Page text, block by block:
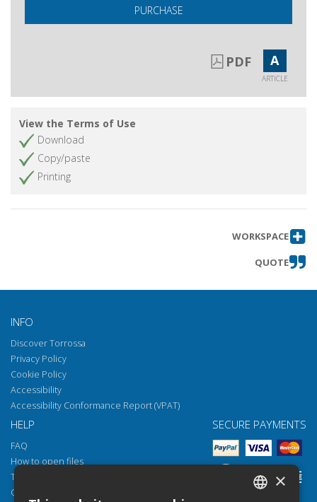
PURCHASE
PDF A
ARTICLE
View the Terms of Use
Download
Copy/paste
Printing
WORKSPACE
QUOTE
INFO
Discover Torrossa
Privacy Policy
Cookie Policy
Accessibility
Accessibility Conformance Report (VPAT)
HELP
FAQ
How to open files
Torrossa Reader
Copyright obligations
SECURE PAYMENTS
×